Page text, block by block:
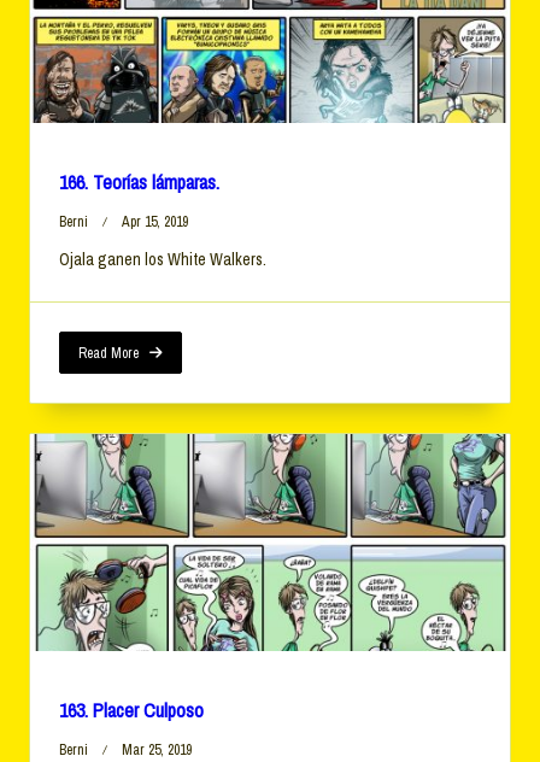
166. Teorías lámparas.
Berni Apr 15, 2019
Ojala ganen los White Walkers.
Read More
163. Placer Culposo
Berni Mar 25, 2019